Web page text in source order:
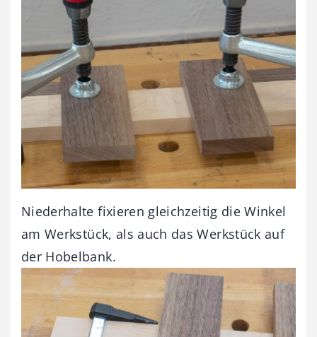
Niederhalte fixieren gleichzeitig die Winkel
am Werkstück, als auch das Werkstück auf
der Hobelbank.